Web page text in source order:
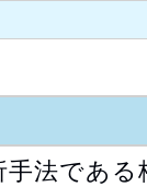
法であ